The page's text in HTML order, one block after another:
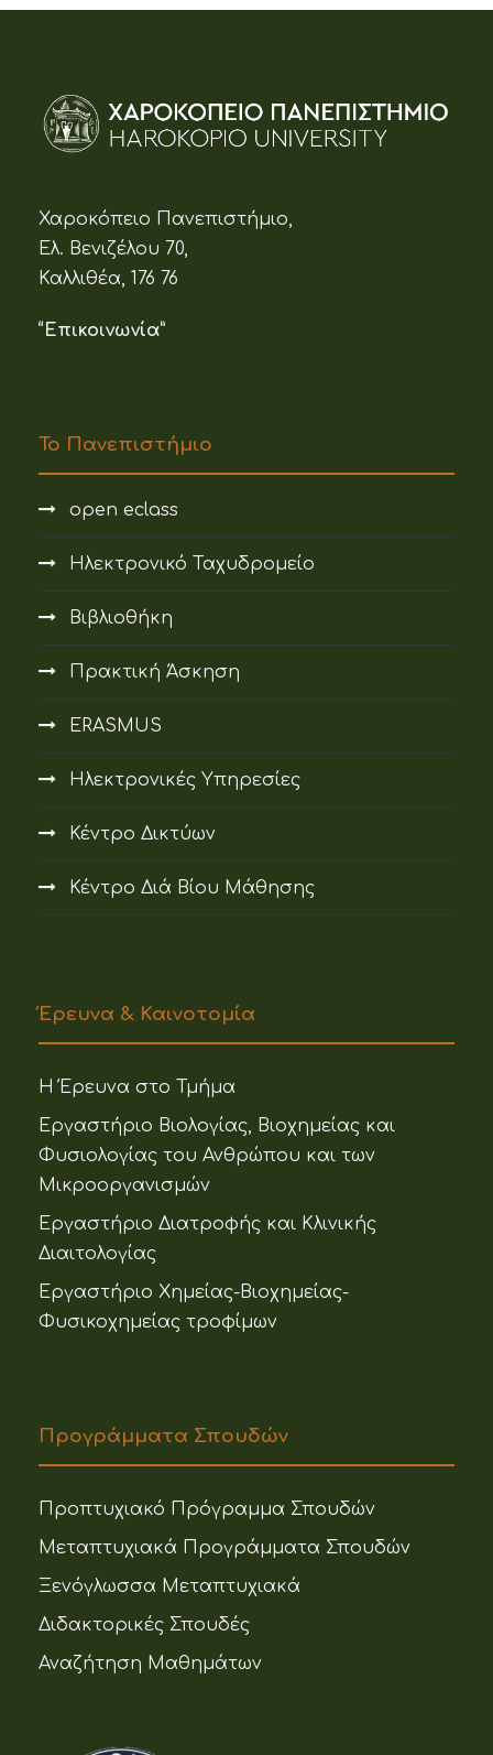
Χαροκόπειο Πανεπιστήμιο,
Ελ. Βενιζέλου 70,
Καλλιθέα, 176 76
“Επικοινωνία”
Το Πανεπιστήμιο
open eclass
Ηλεκτρονικό Ταχυδρομείο
Βιβλιοθήκη
Πρακτική Άσκηση
ERASMUS
Ηλεκτρονικές Υπηρεσίες
Κέντρο Δικτύων
Κέντρο Διά Βίου Μάθησης
Έρευνα & Καινοτομία
Η Έρευνα στο Τμήμα
Εργαστήριο Βιολογίας, Βιοχημείας και
Φυσιολογίας του Ανθρώπου και των
Μικροοργανισμών
Εργαστήριο Διατροφής και Κλινικής
Διαιτολογίας
Εργαστήριο Χημείας-Βιοχημείας-
Φυσικοχημείας τροφίμων
Προγράμματα Σπουδών
Προπτυχιακό Πρόγραμμα Σπουδών
Μεταπτυχιακά Προγράμματα Σπουδών
Ξενόγλωσσα Μεταπτυχιακά
Διδακτορικές Σπουδές
Αναζήτηση Μαθημάτων